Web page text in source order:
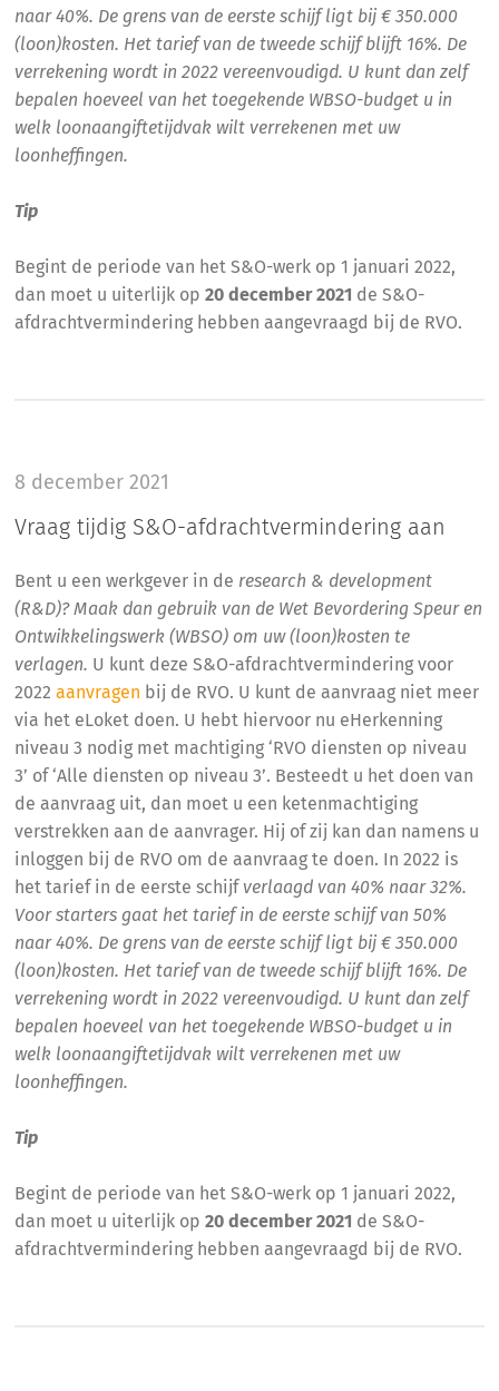
naar 40%. De grens van de eerste schijf ligt bij € 350.000
(loon)kosten. Het tarief van de tweede schijf blijft 16%. De
verrekening wordt in 2022 vereenvoudigd. U kunt dan zelf
bepalen hoeveel van het toegekende WBSO-budget u in
welk loonaangiftetijdvak wilt verrekenen met uw
loonheffingen.
Tip
Begint de periode van het S&O-werk op 1 januari 2022,
dan moet u uiterlijk op20 december 2021 de S&O-
afdrachtvermindering hebben aangevraagd bij de RVO.
8 december 2021
Vraag tijdig S&O-afdrachtvermindering aan
Bent u een werkgever in de research & development
(R&D)? Maak dan gebruik van de Wet Bevordering Speur en
Ontwikkelingswerk (WBSO) om uw (loon)kosten te
verlagen. U kunt deze S&O-afdrachtvermindering voor
2022aanvragen bij de RVO. U kunt de aanvraag niet meer
via het eLoket doen. U hebt hiervoor nu eHerkenning
niveau 3 nodig met machtiging ‘RVO diensten op niveau
3’ of ‘Alle diensten op niveau 3’. Besteedt u het doen van
de aanvraag uit, dan moet u een ketenmachtiging
verstrekken aan de aanvrager. Hij of zij kan dan namens u
inloggen bij de RVO om de aanvraag te doen. In 2022 is
het tarief in de eerste schijf verlaagd van 40% naar 32%.
Voor starters gaat het tarief in de eerste schijf van 50%
naar 40%. De grens van de eerste schijf ligt bij € 350.000
(loon)kosten. Het tarief van de tweede schijf blijft 16%. De
verrekening wordt in 2022 vereenvoudigd. U kunt dan zelf
bepalen hoeveel van het toegekende WBSO-budget u in
welk loonaangiftetijdvak wilt verrekenen met uw
loonheffingen.
Tip
Begint de periode van het S&O-werk op 1 januari 2022,
dan moet u uiterlijk op20 december 2021 de S&O-
afdrachtvermindering hebben aangevraagd bij de RVO.